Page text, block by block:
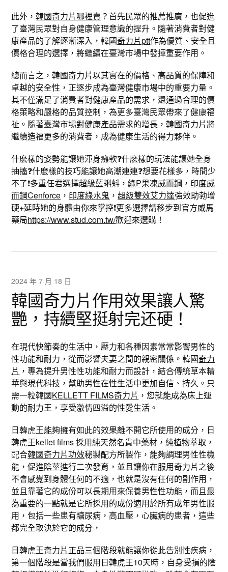
此外，韓國奇力片哪裡賣 ？首先民眾的推薦推廣，也促進
了臺灣民眾對自身健康管理意識的提升。隨著消費者對健
康產品的了解逐漸深入，韓國奇力片ptt作為優質、安全且
價格合理的選擇，將繼續在臺灣市場中發揮重要作用。
總而言之，韓國奇力片以其實在的價格、高品質的保障和
卓越的安全性，正逐步成為臺灣健康市場中的重要力量。
其不僅滿足了消費者對健康產品的需求，還通過合理的價
格策略和嚴格的品質控制，為更多臺灣民眾帶來了健康福
祉。隨著臺灣市場對健康產品需求的增長，韓國奇力片將
繼續造福更多的消費者，成為健康生活的得力夥伴。
什麽樣的姿勢能讓她渾身癱軟❓什麽樣的玩法能讓她全身
抽搐❓什麽樣的技巧能讓她高潮連連❓想要花樣多，時間少
不了❗️多重任君選擇超級藍蝌蚪 ，綠P果凍威而鋼 ， 印度威
而鋼Cenforce ， 印度綠水鬼 ，超級雙效艾力達強效助勃增
硬+延時她的身體由你來掌控❗️更多選擇請移步到官方威馬
藥局https://www.stud.com.tw/歡迎來選購！
2024 年 7 月 18 日
韓國奇力片作用效果讓人驚
艷，持續堅挺射完还硬！
在現代快節奏的生活中，壓力和各種因素常常影響男性的
性功能和耐力，從而影響夫妻之間的親密關係。韓國奇力
片 ，專為提升男性性功能和耐力而設計，結合傳統草本精
華與現代科技，幫助男性在性生活中更加自信、持久。只
需一粒韓國KELLETT FILMS奇力片 ，您就能成為床上運
動的耐力王，享受激情四溢的性愛生活。
日韓虎王能夠擁有如此的效果離不開它所使用的成分，日
韓虎王kellet films 採用純天然名貴中藥材，純植物萃取，
配合韓國奇力片功效秘製配方所製作，能夠調理男性性機
能，促進陰莖進行二次發育，並且讓你在服用奇力片之後
不會感覺到身體任何的不適，也就是沒有任何的副作用，
並且靠著它的成份可以長期用來保養男性性功能，而且最
為重要的一點就是它所採用的成份適用於所有成年男性服
用，包括一些患有糖尿病，高血壓，心臟病的患者，這些
都完全取決於它的成分，
日韓虎王奇力片正品三個階段就能讓你從此告別性疾病，
第一個階段是當我們服用日韓虎王10天時，自身受損的陰